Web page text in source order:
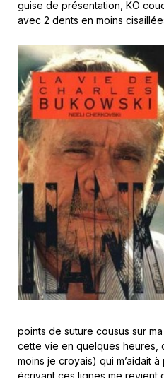
guise de présentation, KO
avec 2 dents en moins
points de suture cousus sur
cette vie en quelques heures,
moins je croyais) qui m’aidait
écrivant ces lignes me revient